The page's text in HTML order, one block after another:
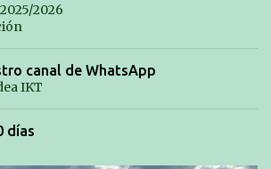
2026
canal de WhatsApp
IKT
días